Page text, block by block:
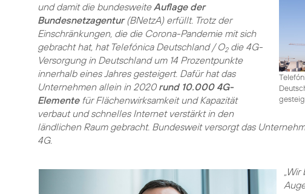
und damit die bundesweiteAuflage der
Bundesnetzagentur(BNetzA) erfüllt. Trotz der
Einschränkungen, die die Corona-Pandemie mit sich
gebracht hat, hat Telefónica Deutschland / O2die 4G-
Versorgung in Deutschland um 14 Prozentpunkte
innerhalb eines Jahres gesteigert. Dafür hat das
Unternehmen allein in 2020 rund 10.000 4G-
Elementefür Flächenwirksamkeit und Kapazität
verbaut und schnelles Internet verstärkt in den
ländlichen Raum gebracht. Bundesweit versorgt das
4G.